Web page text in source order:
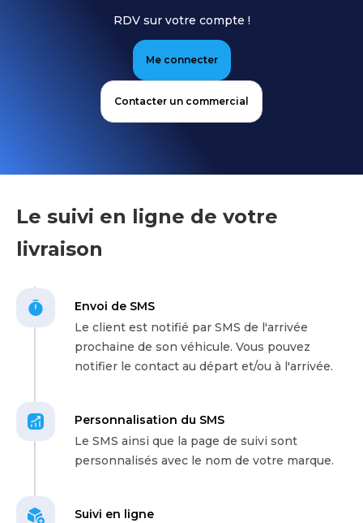
RDV sur votre compte !
Me connecter
Contacter un commercial
Le suivi en ligne de votre
livraison
Envoi de SMS
Le client est notifié par SMS de l'arrivée
prochaine de son véhicule. Vous pouvez
notifier le contact au départ et/ou à l'arrivée.
Personnalisation du SMS
Le SMS ainsi que la page de suivi sont
personnalisés avec le nom de votre marque.
Suivi en ligne